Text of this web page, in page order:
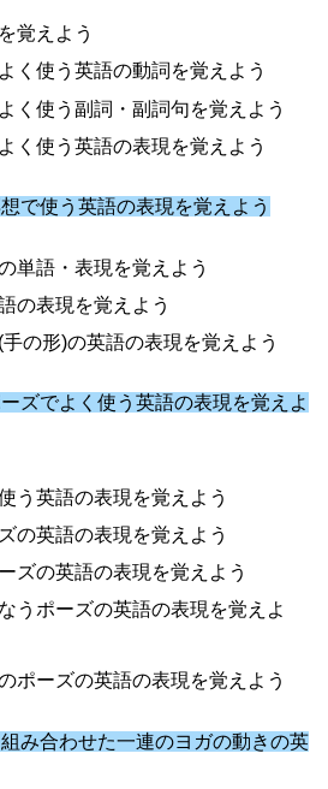
覚えよう
く使う英語の動詞を覚えよう
く使う副詞・副詞句を覚えよう
く使う英語の表現を覚えよう
で使う英語の表現を覚えよう
単語・表現を覚えよう
の表現を覚えよう
の形)の英語の表現を覚えよう
ズでよく使う英語の表現を覚えよ
う英語の表現を覚えよう
の英語の表現を覚えよう
ズの英語の表現を覚えよう
うポーズの英語の表現を覚えよ
ポーズの英語の表現を覚えよう
み合わせた一連のヨガの動きの英